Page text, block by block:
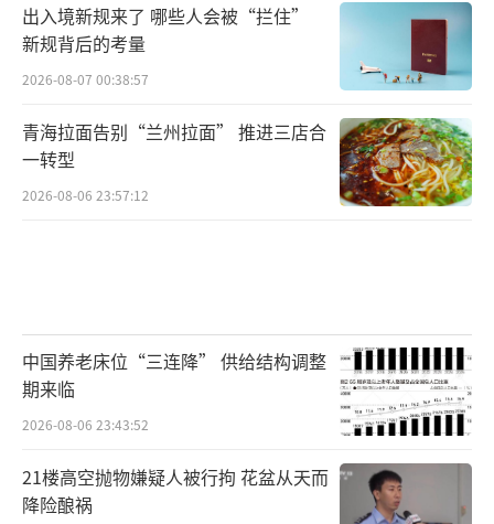
出入境新规来了 哪些人会被“拦住”
新规背后的考量
2026-08-07 00:38:57
青海拉面告别“兰州拉面” 推进三店合
一转型
2026-08-06 23:57:12
中国养老床位“三连降” 供给结构调整
期来临
2026-08-06 23:43:52
21楼高空抛物嫌疑人被行拘 花盆从天而
降险酿祸